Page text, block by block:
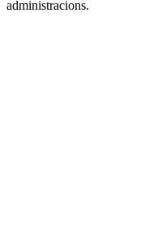
administracions.